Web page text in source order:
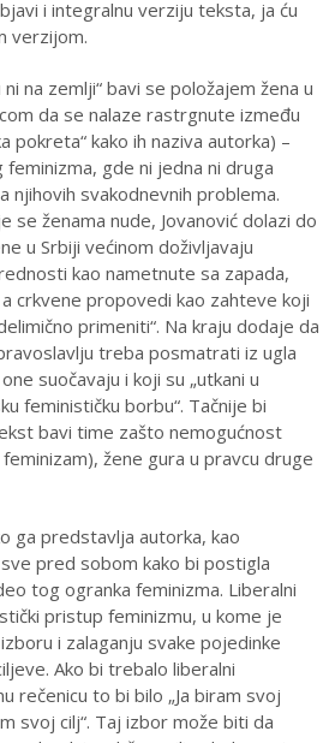
i integralnu verziju teksta, ja ću
verzijom.
na zemlji“ bavi se položajem žena u
da se nalaze rastrgnute između
pokreta“ kako ih naziva autorka) –
gde ni jedna ni druga
njihovih svakodnevnih problema.
se ženama nude, Jovanović dolazi do
u Srbiji većinom doživljavaju
kao nametnute sa zapada,
crkvene propovedi kao zahteve koji
primeniti“. Na kraju dodaje da
treba posmatrati iz ugla
suočavaju i koji su „utkani u
feminističku borbu“. Tačnije bi
bavi time zašto nemogućnost
žene gura u pravcu druge
ga predstavlja autorka, kao
pred sobom kako bi postigla
tog ogranka feminizma. Liberalni
pristup feminizmu, u kome je
i zalaganju svake pojedinke
Ako bi trebalo liberalni
rečenicu to bi bilo „Ja biram svoj
svoj cilj“. Taj izbor može biti da